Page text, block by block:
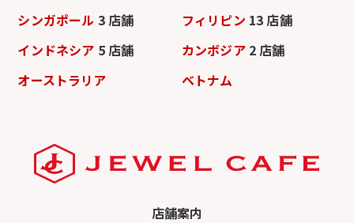
シンガポール 3 店舗 フィリピン 13 店舗
インドネシア 5 店舗 カンボジア 2 店舗
オーストラリア
ベトナム
店舗案内